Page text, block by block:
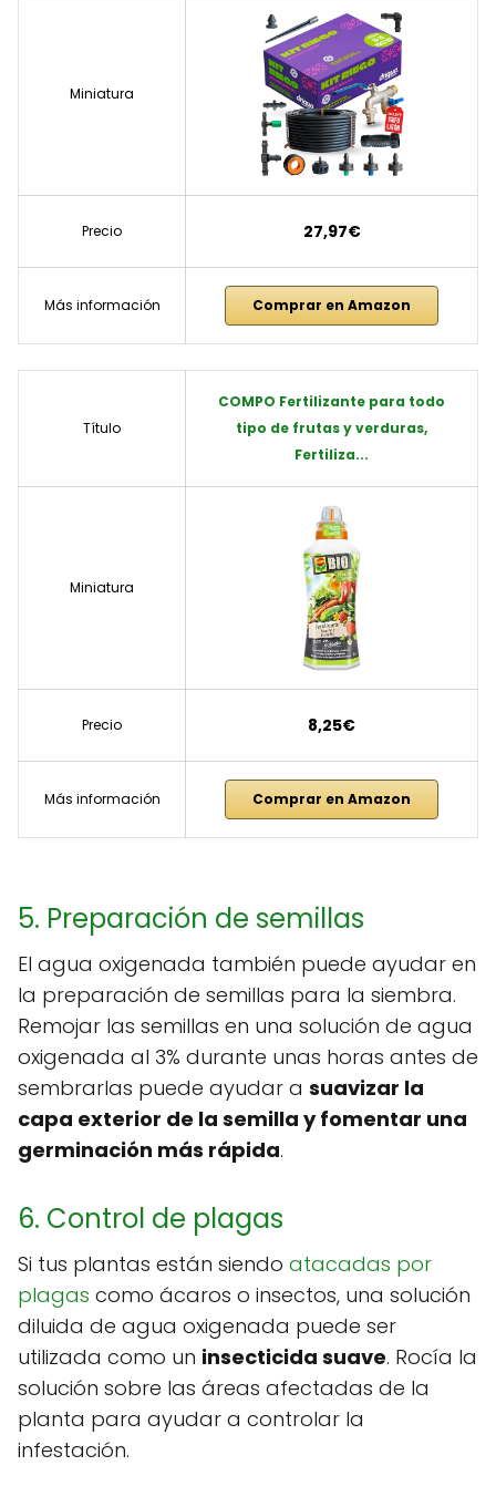
Miniatura
Precio 27,97€
Más información Comprar en Amazon
Título
COMPO Fertilizante para todo
tipo de frutas y verduras,
Fertiliza...
Miniatura
Precio 8,25€
Más información Comprar en Amazon
5. Preparación de semillas
El agua oxigenada también puede ayudar en
la preparación de semillas para la siembra.
Remojar las semillas en una solución de agua
oxigenada al 3% durante unas horas antes de
sembrarlas puede ayudar a suavizar la
capa exterior de la semilla y fomentar una
germinación más rápida.
6. Control de plagas
Si tus plantas están siendo atacadas por
plagas como ácaros o insectos, una solución
diluida de agua oxigenada puede ser
utilizada como un insecticida suave. Rocía la
solución sobre las áreas afectadas de la
planta para ayudar a controlar la
infestación.